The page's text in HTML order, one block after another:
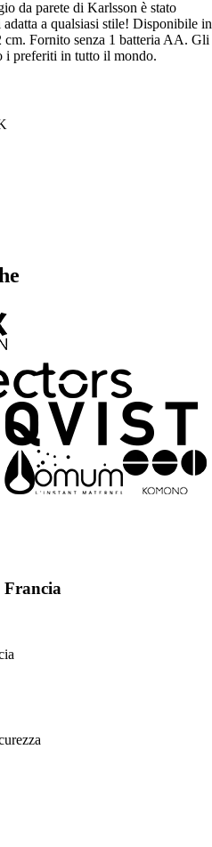
da parete di Karlsson è stato
a qualsiasi stile! Disponibile in
Fornito senza 1 batteria AA. Gli
i preferiti in tutto il mondo.
Francia